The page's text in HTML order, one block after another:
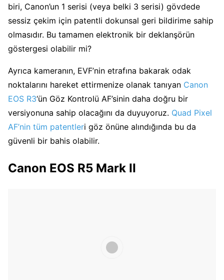
biri, Canon’un 1 serisi (veya belki 3 serisi) gövdede
sessiz çekim için patentli dokunsal geri bildirime sahip
olmasıdır. Bu tamamen elektronik bir deklanşörün
göstergesi olabilir mi?
Ayrıca kameranın, EVF’nin etrafına bakarak odak
noktalarını hareket ettirmenize olanak tanıyan Canon
EOS R3‘ün Göz Kontrolü AF’sinin daha doğru bir
versiyonuna sahip olacağını da duyuyoruz. Quad Pixel
AF’nin tüm patentleri göz önüne alındığında bu da
güvenli bir bahis olabilir.
Canon EOS R5 Mark II